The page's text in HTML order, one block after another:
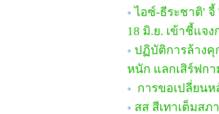
ไอซ์-ธีระชาติ' จี้
18 มิ.ย. เข้าชี้แจ
ปฏิบัติการล้างคุ
หนัก แลกเสิร์ฟก
การขอเปลี่ยน
สส สีเทาเต็มสภ